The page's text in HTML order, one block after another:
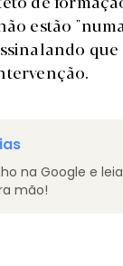
estão
que
na Google e
mão!